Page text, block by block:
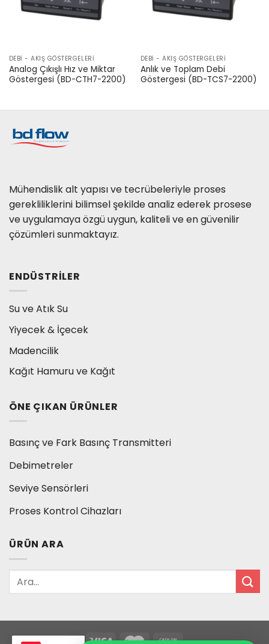
DEBI - AKIŞ GÖSTERGELERI
Analog Çıkışlı Hız ve Miktar
Göstergesi (BD-CTH7-2200)
DEBI - AKIŞ GÖSTERGELERI
Anlık ve Toplam Debi
Göstergesi (BD-TCS7-2200)
Mühendislik alt yapısı ve tecrübeleriyle proses
gerekliliklerini bilimsel şekilde analiz ederek prosese
ve uygulamaya özgü uygun, kaliteli ve en güvenilir
çözümleri sunmaktayız.
ENDÜSTRILER
Su ve Atık Su
Yiyecek & İçecek
Madencilik
Kağıt Hamuru ve Kağıt
ÖNE ÇIKAN ÜRÜNLER
Basınç ve Fark Basınç Transmitteri
Debimetreler
Seviye Sensörleri
Proses Kontrol Cihazları
ÜRÜN ARA